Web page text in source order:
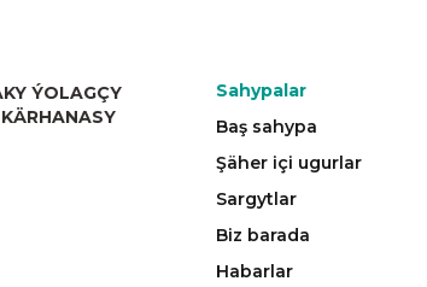
ÝOLAGÇY
Sahypalar
Baş sahypa
Şäher içi ugurlar
Sargytlar
Biz barada
Habarlar